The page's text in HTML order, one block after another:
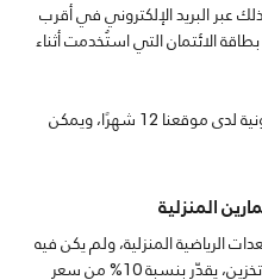
عبر البريد الإلكتروني في أقرب
الائتمان التي استُخدمت أثناء
صلاحية رصيدك في المحفظة الإلكترونية لدى موقعنا 12 شهرًا، ويمكن
المنزلية
الرياضية المنزلية، ولم يكن فيه
أي عيب أو مشكلة، سيطبّق رسم إعادة تخزين، يقدّر بنسبة 10% من سعر